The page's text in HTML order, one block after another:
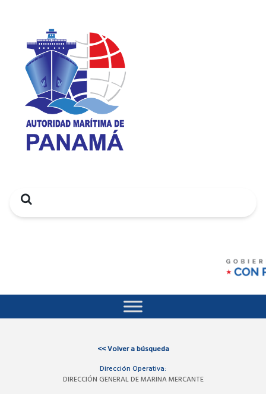
Search
<<Volver a búsqueda
Dirección Operativa:
DIRECCIÓN GENERAL DE MARINA MERCANTE